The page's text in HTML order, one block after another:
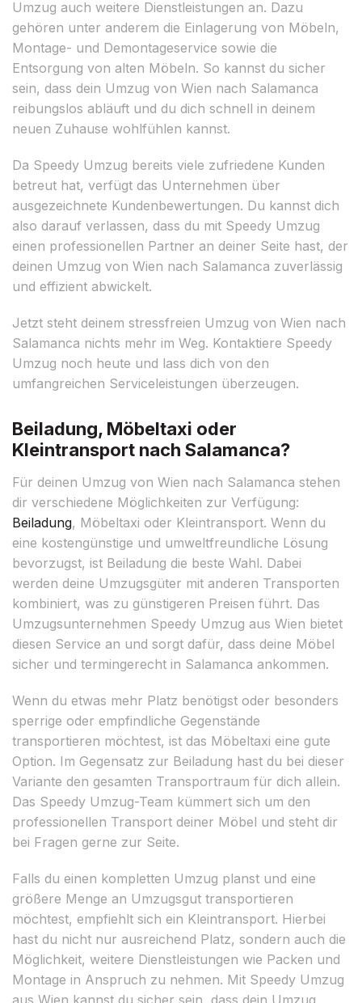
Umzug auch weitere Dienstleistungen an. Dazu
gehören unter anderem die Einlagerung von Möbeln,
Montage- und Demontageservice sowie die
Entsorgung von alten Möbeln. So kannst du sicher
sein, dass dein Umzug von Wien nach Salamanca
reibungslos abläuft und du dich schnell in deinem
neuen Zuhause wohlfühlen kannst.
Da Speedy Umzug bereits viele zufriedene Kunden
betreut hat, verfügt das Unternehmen über
ausgezeichnete Kundenbewertungen. Du kannst dich
also darauf verlassen, dass du mit Speedy Umzug
einen professionellen Partner an deiner Seite hast, der
deinen Umzug von Wien nach Salamanca zuverlässig
und effizient abwickelt.
Jetzt steht deinem stressfreien Umzug von Wien nach
Salamanca nichts mehr im Weg. Kontaktiere Speedy
Umzug noch heute und lass dich von den
umfangreichen Serviceleistungen überzeugen.
Beiladung, Möbeltaxi oder
Kleintransport nach Salamanca?
Für deinen Umzug von Wien nach Salamanca stehen
dir verschiedene Möglichkeiten zur Verfügung:
Beiladung, Möbeltaxi oder Kleintransport. Wenn du
eine kostengünstige und umweltfreundliche Lösung
bevorzugst, ist Beiladung die beste Wahl. Dabei
werden deine Umzugsgüter mit anderen Transporten
kombiniert, was zu günstigeren Preisen führt. Das
Umzugsunternehmen Speedy Umzug aus Wien bietet
diesen Service an und sorgt dafür, dass deine Möbel
sicher und termingerecht in Salamanca ankommen.
Wenn du etwas mehr Platz benötigst oder besonders
sperrige oder empfindliche Gegenstände
transportieren möchtest, ist das Möbeltaxi eine gute
Option. Im Gegensatz zur Beiladung hast du bei dieser
Variante den gesamten Transportraum für dich allein.
Das Speedy Umzug-Team kümmert sich um den
professionellen Transport deiner Möbel und steht dir
bei Fragen gerne zur Seite.
Falls du einen kompletten Umzug planst und eine
größere Menge an Umzugsgut transportieren
möchtest, empfiehlt sich ein Kleintransport. Hierbei
hast du nicht nur ausreichend Platz, sondern auch die
Möglichkeit, weitere Dienstleistungen wie Packen und
Montage in Anspruch zu nehmen. Mit Speedy Umzug
aus Wien kannst du sicher sein, dass dein Umzug